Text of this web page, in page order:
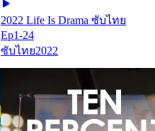
2022 Life Is Drama ซับไทย
Ep1-24
ซับไทย2022